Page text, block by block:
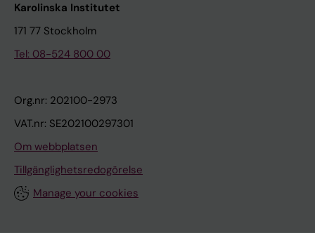
Karolinska Institutet
171 77 Stockholm
Tel: 08-524 800 00
Org.nr: 202100-2973
VAT.nr: SE202100297301
Om webbplatsen
Tillgänglighetsredogörelse
Manage your cookies